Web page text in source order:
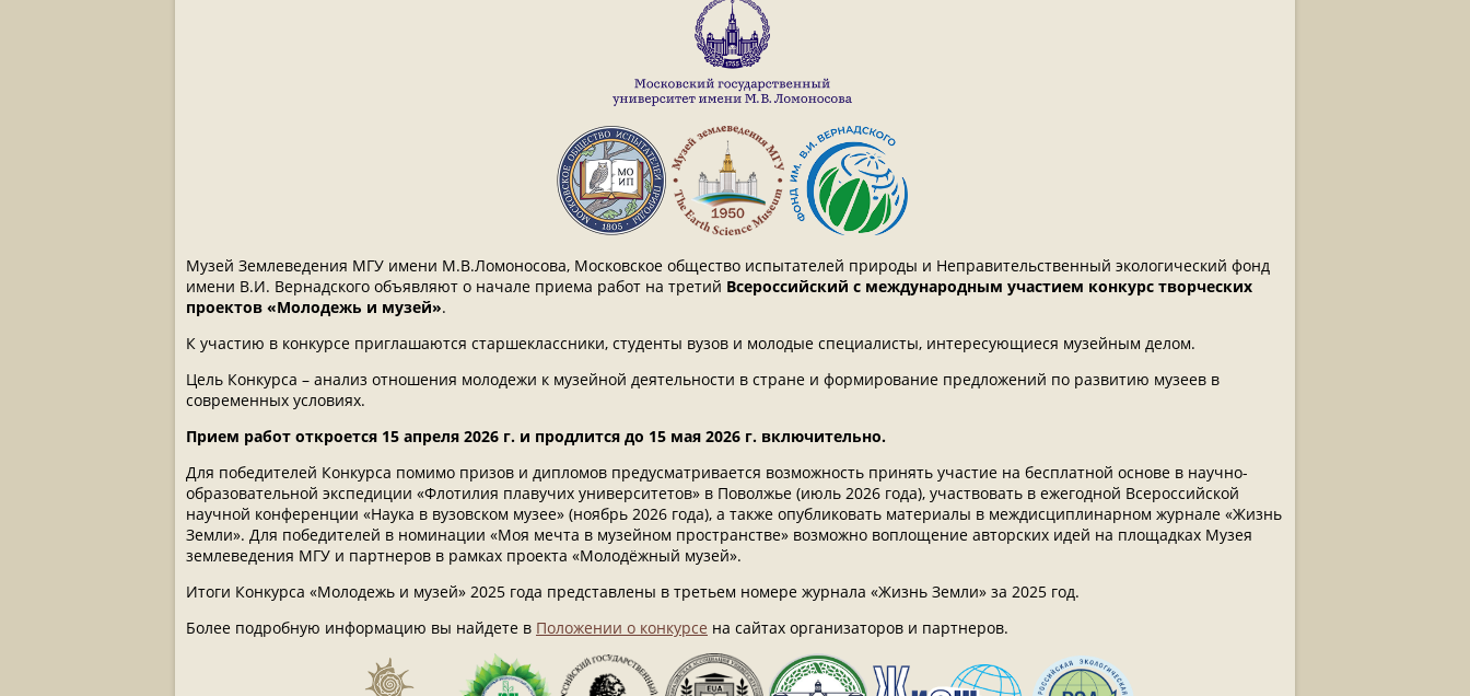
Музей Землеведения МГУ имени М.В.Ломоносова, Московское общество испытателей природы и Неправительственный экологический фонд
имени В.И. Вернадского объявляют о начале приема работ на третий Всероссийский с международным участием конкурс творческих
проектов «Молодежь и музей».
К участию в конкурсе приглашаются старшеклассники, студенты вузов и молодые специалисты, интересующиеся музейным делом.
Цель Конкурса – анализ отношения молодежи к музейной деятельности в стране и формирование предложений по развитию музеев в
современных условиях.
Прием работ откроется 15 апреля 2026 г. и продлится до 15 мая 2026 г. включительно.
Для победителей Конкурса помимо призов и дипломов предусматривается возможность принять участие на бесплатной основе в научно-
образовательной экспедиции «Флотилия плавучих университетов» в Поволжье (июль 2026 года), участвовать в ежегодной Всероссийской
научной конференции «Наука в вузовском музее» (ноябрь 2026 года), а также опубликовать материалы в междисциплинарном журнале «Жизнь
Земли». Для победителей в номинации «Моя мечта в музейном пространстве» возможно воплощение авторских идей на площадках Музея
землеведения МГУ и партнеров в рамках проекта «Молодёжный музей».
Итоги Конкурса «Молодежь и музей» 2025 года представлены в третьем номере журнала «Жизнь Земли» за 2025 год.
Более подробную информацию вы найдете в Положении о конкурсе на сайтах организаторов и партнеров.